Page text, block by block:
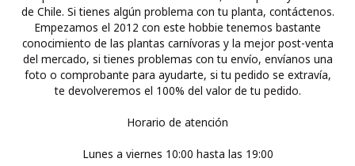
de Chile. Si tienes algún problema con tu planta, contáctenos.
Empezamos el 2012 con este hobbie tenemos bastante
conocimiento de las plantas carnívoras y la mejor post-venta
del mercado, si tienes problemas con tu envío, envíanos una
foto o comprobante para ayudarte, si tu pedido se extravía,
te devolveremos el 100% del valor de tu pedido.
Horario de atención
Lunes a viernes 10:00 hasta las 19:00